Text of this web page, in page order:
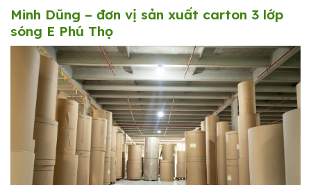
Minh Dũng – đơn vị sản xuất carton 3 lớp
sóng E Phú Thọ